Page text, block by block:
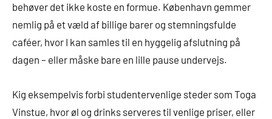
behøver det ikke koste en formue. København gemmer
nemlig på et væld af billige barer og stemningsfulde
caféer, hvor I kan samles til en hyggelig afslutning på
dagen – eller måske bare en lille pause undervejs.
Kig eksempelvis forbi studentervenlige steder som Toga
Vinstue, hvor øl og drinks serveres til venlige priser, eller